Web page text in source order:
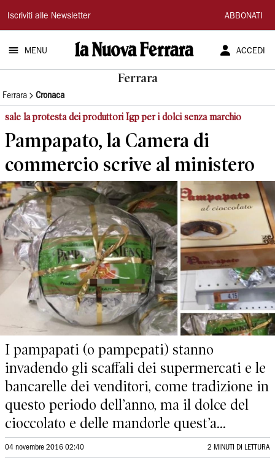
La
Nuova
Ferrara
Iscriviti alle Newsletter ABBONATI
MENU ACCEDI
Ferrara
Ferrara Cronaca
sale la protesta dei produttori Igp per i dolci senza marchio
Pampapato, la Camera di
commercio scrive al ministero
I pampapati (o pampepati) stanno
invadendo gli scaffali dei supermercati e le
bancarelle dei venditori, come tradizione in
questo periodo dell’anno, ma il dolce del
cioccolato e delle mandorle quest’a...
04 novembre 2016 02:40 2 MINUTI DI LETTURA